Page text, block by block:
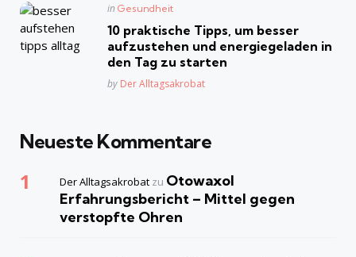
Posted
in Gesundheit
10 praktische Tipps, um besser
aufzustehen und energiegeladen in
den Tag zu starten
Posted
by Der Alltagsakrobat
Neueste Kommentare
Der Alltagsakrobat zu Otowaxol
Erfahrungsbericht – Mittel gegen
verstopfte Ohren